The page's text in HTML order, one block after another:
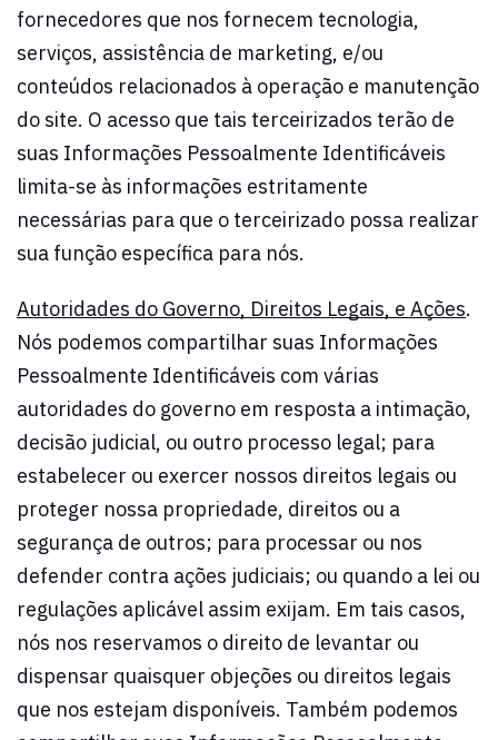
fornecedores que nos fornecem tecnologia,
serviços, assistência de marketing, e/ou
conteúdos relacionados à operação e manutenção
do site. O acesso que tais terceirizados terão de
suas Informações Pessoalmente Identificáveis
limita-se às informações estritamente
necessárias para que o terceirizado possa realizar
sua função específica para nós.
Autoridades do Governo, Direitos Legais, e Ações.
Nós podemos compartilhar suas Informações
Pessoalmente Identificáveis com várias
autoridades do governo em resposta a intimação,
decisão judicial, ou outro processo legal; para
estabelecer ou exercer nossos direitos legais ou
proteger nossa propriedade, direitos ou a
segurança de outros; para processar ou nos
defender contra ações judiciais; ou quando a lei ou
regulações aplicável assim exijam. Em tais casos,
nós nos reservamos o direito de levantar ou
dispensar quaisquer objeções ou direitos legais
que nos estejam disponíveis. Também podemos